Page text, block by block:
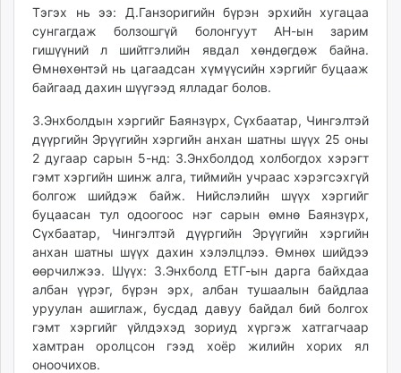
Тэгэх нь ээ: Д.Ганзоригийн бүрэн эрхийн хугацаа
сунгагдаж болзошгүй болонгуут АН-ын зарим
гишүүний л шийтгэлийн явдал хөндөгдөж байна.
Өмнөхөнтэй нь цагаадсан хүмүүсийн хэргийг буцааж
байгаад дахин шүүгээд ялладаг болов.
З.Энхболдын хэргийг Баянзүрх, Сүхбаатар, Чингэлтэй
дүүргийн Эрүүгийн хэргийн анхан шатны шүүх 25 оны
2 дугаар сарын 5-нд: З.Энхболдод холбогдох хэрэгт
гэмт хэргийн шинж алга, тиймийн учраас хэрэгсэхгүй
болгож шийдэж байж. Нийслэлийн шүүх хэргийг
буцаасан тул одоогоос нэг сарын өмнө Баянзүрх,
Сүхбаатар, Чингэлтэй дүүргийн Эрүүгийн хэргийн
анхан шатны шүүх дахин хэлэлцлээ. Өмнөх шийдээ
өөрчилжээ. Шүүх: З.Энхболд ЕТГ-ын дарга байхдаа
албан үүрэг, бүрэн эрх, албан тушаалын байдлаа
уруулан ашиглаж, бусдад давуу байдал бий болгох
гэмт хэргийг үйлдэхэд зориуд хүргэж хатгагчаар
хамтран оролцсон гээд хоёр жилийн хорих ял
оноочихов.